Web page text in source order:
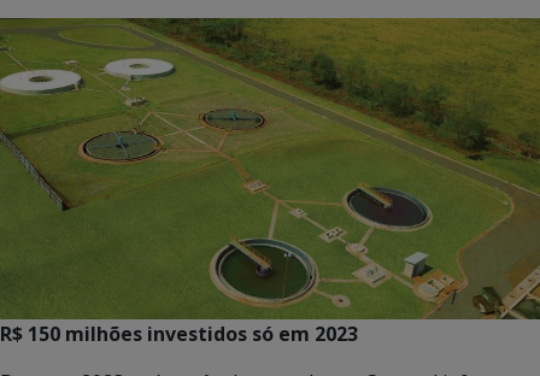
R$ 150 milhões investidos só em 2023